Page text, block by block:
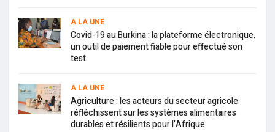
A LA UNE
Covid-19 au Burkina : la plateforme électronique,
un outil de paiement fiable pour effectué son
test
A LA UNE
Agriculture : les acteurs du secteur agricole
réfléchissent sur les systèmes alimentaires
durables et résilients pour l’Afrique